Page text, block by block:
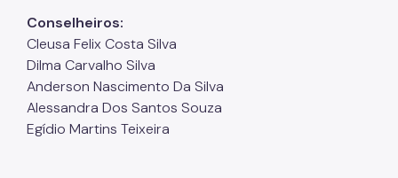
Programa de Metas
Notícias
Comitês de Usuários de Praças
Quadro de Serviços
Conselheiros:
Cleusa Felix Costa Silva
Dilma Carvalho Silva
Anderson Nascimento Da Silva
Alessandra Dos Santos Souza
Egídio Martins Teixeira